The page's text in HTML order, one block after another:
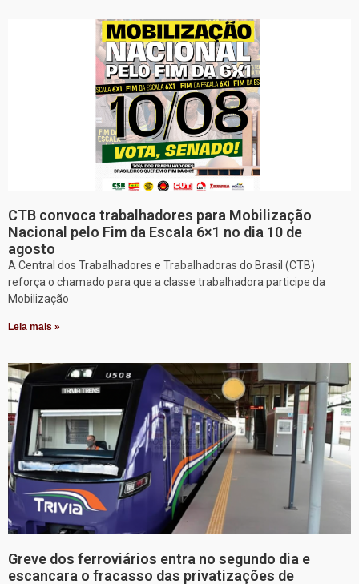
CTB convoca trabalhadores para Mobilização
Nacional pelo Fim da Escala 6×1 no dia 10 de
agosto
A Central dos Trabalhadores e Trabalhadoras do Brasil (CTB)
reforça o chamado para que a classe trabalhadora participe da
Mobilização
Leia mais »
Greve dos ferroviários entra no segundo dia e
escancara o fracasso das privatizações de